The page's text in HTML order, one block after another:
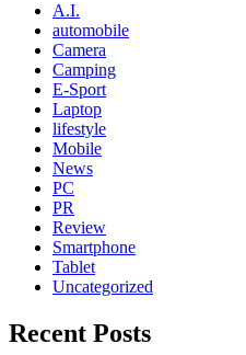
A.I.
automobile
Camera
Camping
E-Sport
Laptop
lifestyle
Mobile
News
PC
PR
Review
Smartphone
Tablet
Uncategorized
Recent Posts